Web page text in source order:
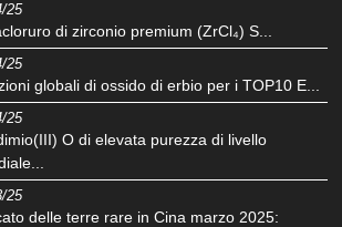
25
di zirconio premium (ZrCl₄) S...
25
globali di ossido di erbio per i TOP10 E...
25
O di elevata purezza di livello
25
delle terre rare in Cina marzo 2025: